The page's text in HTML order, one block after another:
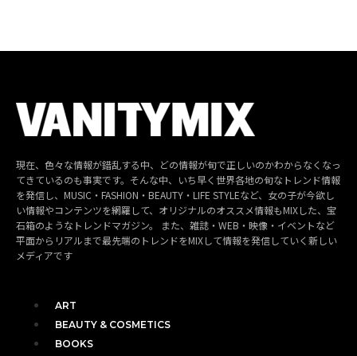
現在、色々な情報が錯乱する中、どの情報が旬で正しいのかわからなくなっ
てきているのも事実です。そんな中、いち早く世界各地の旬なトレンド情報
を発信し、MUSIC・FASHION・BEAUTY・LIFE STYLEなど、女の子が今欲し
い情報やコンテンツを網羅して、オリジナルのオススメ情報もMIXした、宝
石箱のようなトレンドマガジン。 また、雑誌・WEB・映像・イベントなど
平面からリアルまで最先端のトレンドをMIXして情報を発信していく新しい
メディアです
ART
BEAUTY & COSMETICS
BOOKS